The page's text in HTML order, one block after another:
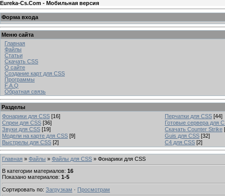
Eureka-Cs.Com - Мобильная версия
Форма входа
Меню сайта
Главная
Файлы
Статьи
Скачать CSS
О сайте
Создание карт для CSS
Программы
F.A.Q
Обратная связь
Разделы
Фонарики для CSS [16] Перчатки для CSS [44]
Спреи для CSS [36]
Готовые сервера для
Звуки для CSS [19] Скачать Counter Strike
Модели на карте для CSS [9] Guis для CSS [32]
Выстрелы для CSS [2] C4 для CSS [2]
Главная » Файлы » Файлы для CSS » Фонарики для CSS
В категории материалов: 16
Показано материалов: 1-5
Сортировать по: Загрузкам · Просмотрам